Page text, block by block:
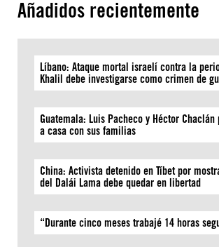
Añadidos recientemente
Líbano: Ataque mortal israelí contra la
Khalil debe investigarse como crimen de
Guatemala: Luis Pacheco y Héctor
a casa con sus familias
China: Activista detenido en Tíbet por
del Dalái Lama debe quedar en libertad
“Durante cinco meses trabajé 14 horas